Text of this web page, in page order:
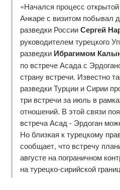
«Начался процесс
Анкаре с визитом побывал
разведки РоссииСергей
руководителем турецкого
разведки Ибрагимом
по встрече Асада с
страну встречи. Известно
разведки Турции и Сирии
три встречи за июль в
отношений. В этой связи
встреча Асад - Эрдоган
Но близкая к турецкому
сообщает, что встречу
августе на пограничном
на турецко-сирийской